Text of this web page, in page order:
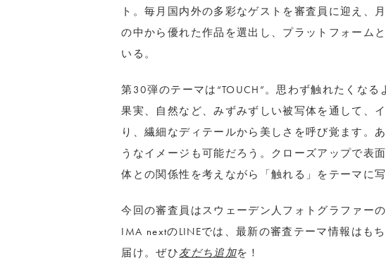
ト。毎月国内外の多彩なゲストを審査員に迎え、
の中から優れた作品を選出し、プラットフォーム
いる。
第30弾のテーマは“TOUCH”。思わず触れたくなる
果実、自然など、みずみずしい被写体を通して、
り、繊細なディテールから美しさを呼び覚ます。
うなイメージも可能だろう。クローズアップで表
体との関係性を考えながら「触れる」をテーマに
今回の審査員はスウェーデン人フォトグラファー
IMA nextのLINEでは、最新の審査テーマ情報はも
届け。ぜひ友だち追加を！